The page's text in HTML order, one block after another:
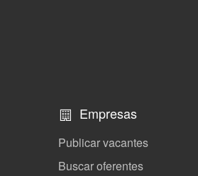
Empresas
Publicar vacantes
Buscar oferentes